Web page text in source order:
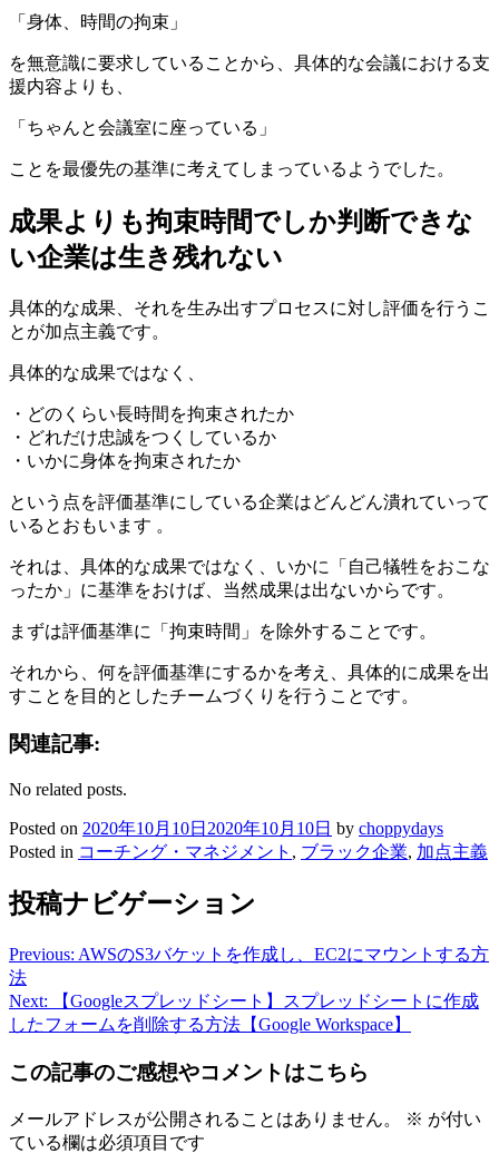
「身体、時間の拘束」
を無意識に要求していることから、具体的な会議における支
援内容よりも、
「ちゃんと会議室に座っている」
ことを最優先の基準に考えてしまっているようでした。
成果よりも拘束時間でしか判断できな
い企業は生き残れない
具体的な成果、それを生み出すプロセスに対し評価を行うこ
とが加点主義です。
具体的な成果ではなく、
・どのくらい長時間を拘束されたか
・どれだけ忠誠をつくしているか
・いかに身体を拘束されたか
という点を評価基準にしている企業はどんどん潰れていって
いるとおもいます 。
それは、具体的な成果ではなく、いかに「自己犠牲をおこな
ったか」に基準をおけば、当然成果は出ないからです。
まずは評価基準に「拘束時間」を除外することです。
それから、何を評価基準にするかを考え、具体的に成果を出
すことを目的としたチームづくりを行うことです。
関連記事:
No related posts.
Posted on 2020年10月10日 2020年10月10日 by choppydays
Posted in コーチング・マネジメント , ブラック企業, 加点主義
投稿ナビゲーション
Previous: AWSのS3バケットを作成し、EC2にマウントする方
法
Next:
【Googleスプレッドシート】スプレッドシートに作成
したフォームを削除する方法【Google Workspace】
この記事のご感想やコメントはこちら
メールアドレスが公開されることはありません。 ※ が付い
ている欄は必須項目です